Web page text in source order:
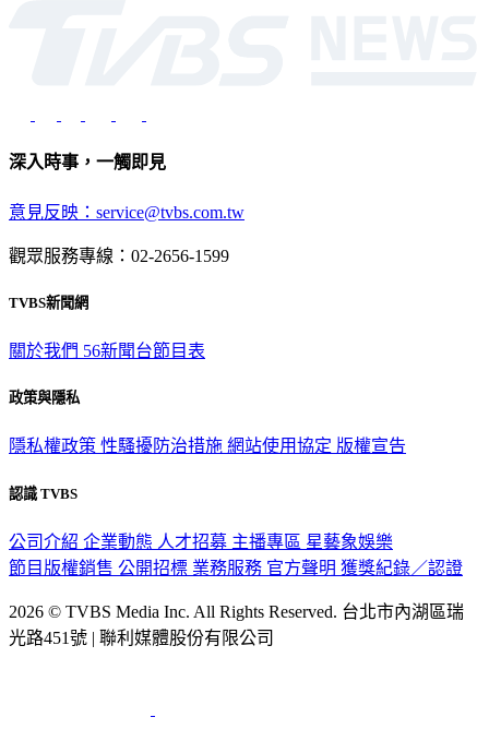
深入時事，一觸即見
意見反映：service@tvbs.com.tw
觀眾服務專線：02-2656-1599
TVBS新聞網
關於我們 56新聞台節目表
政策與隱私
隱私權政策 性騷擾防治措施 網站使用協定 版權宣告
認識 TVBS
公司介紹 企業動態 人才招募 主播專區 星藝象娛樂
節目版權銷售 公開招標 業務服務 官方聲明 獲獎紀錄／認證
2026 © TVBS Media Inc. All Rights Reserved. 台北市內湖區瑞
光路451號 | 聯利媒體股份有限公司